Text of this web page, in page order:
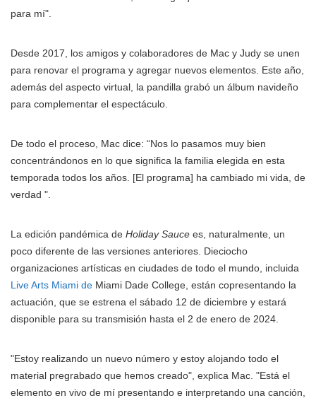
para mí".
Desde 2017, los amigos y colaboradores de Mac y Judy se unen
para renovar el programa y agregar nuevos elementos. Este año,
además del aspecto virtual, la pandilla grabó un álbum navideño
para complementar el espectáculo.
De todo el proceso, Mac dice: “Nos lo pasamos muy bien
concentrándonos en lo que significa la familia elegida en esta
temporada todos los años. [El programa] ha cambiado mi vida, de
verdad ".
La edición pandémica de Holiday Sauce es, naturalmente, un
poco diferente de las versiones anteriores. Dieciocho
organizaciones artísticas en ciudades de todo el mundo, incluida
Live Arts Miami de Miami Dade College, están copresentando la
actuación, que se estrena el sábado 12 de diciembre y estará
disponible para su transmisión hasta el 2 de enero de 2024.
"Estoy realizando un nuevo número y estoy alojando todo el
material pregrabado que hemos creado", explica Mac. "Está el
elemento en vivo de mí presentando e interpretando una canción,